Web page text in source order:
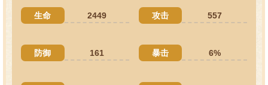
生命 2449 攻击 557
防御 161 暴击 6%